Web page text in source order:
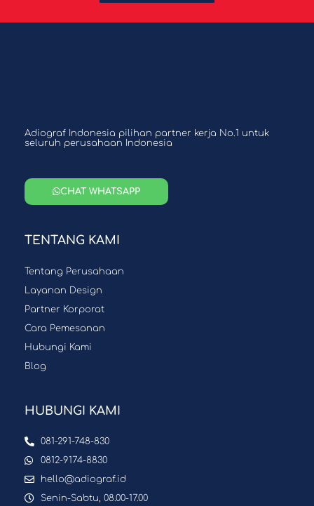
Adiograf Indonesia pilihan partner kerja No.1 untuk
seluruh perusahaan Indonesia
CHAT WHATSAPP
TENTANG KAMI
Tentang Perusahaan
Layanan Design
Partner Korporat
Cara Pemesanan
Hubungi Kami
Blog
HUBUNGI KAMI
081-291-748-830
0812-9174-8830
hello@adiograf.id
Senin-Sabtu, 08.00-17.00